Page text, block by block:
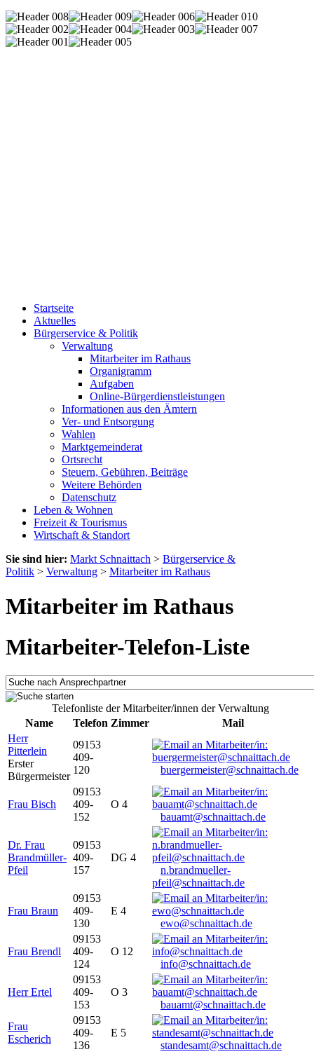
Startseite
Aktuelles
Bürgerservice & Politik
Verwaltung
Mitarbeiter im Rathaus
Organigramm
Aufgaben
Online-Bürgerdienstleistungen
Informationen aus den Ämtern
Ver- und Entsorgung
Wahlen
Marktgemeinderat
Ortsrecht
Steuern, Gebühren, Beiträge
Weitere Behörden
Datenschutz
Leben & Wohnen
Freizeit & Tourismus
Wirtschaft & Standort
Sie sind hier: Markt Schnaittach > Bürgerservice &
Politik > Verwaltung > Mitarbeiter im Rathaus
Mitarbeiter im Rathaus
Mitarbeiter-Telefon-Liste
Telefonliste der Mitarbeiter/innen der Verwaltung
Name
Telefon Zimmer
Mail
Herr
Pitterlein
Erster
Bürgermeister
09153
409-
120
buergermeister@schnaittach.de
Frau Bisch
09153
409-
152
O 4
bauamt@schnaittach.de
Dr. Frau
Brandmüller-
Pfeil
09153
409-
157
DG 4
n.brandmueller-
pfeil@schnaittach.de
Frau Braun
09153
409-
130
E 4
ewo@schnaittach.de
Frau Brendl
09153
409-
124
O 12
info@schnaittach.de
Herr Ertel
09153
409-
153
O 3
bauamt@schnaittach.de
Frau
Escherich
09153
409-
136
E 5
standesamt@schnaittach.de